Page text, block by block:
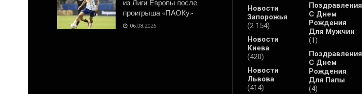
из Лиги Европы после
проигрыша «ПАОКу»
06.08.2026
Новости
Запорожья
(2 154)
Новости
Киева
(420)
Новости
Львова
(414)
Поздравления
С Днем
Рождения
Для Мужчин
(1)
Поздравления
С Днем
Рождения
Для Папы
(4)